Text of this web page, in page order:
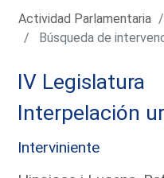
Actividad Parlamentaria
Búsqueda de
IV Legislatura
Interpelación
Interviniente